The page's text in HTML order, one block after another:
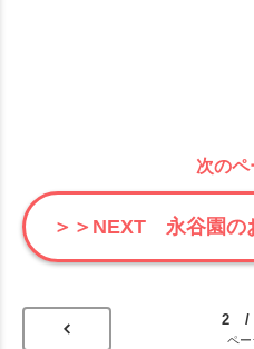
次のペ
＞＞NEXT 永谷園の
2 /
ペー